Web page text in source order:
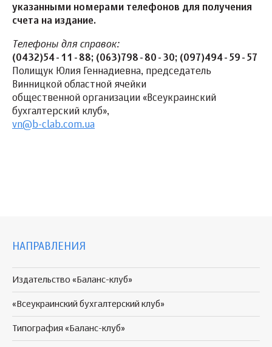
указанными номерами телефонов для получения
счета на издание.
Телефоны для справок:
(0432)54-11-88; (063)798-80-30; (097)494-59-57
Полищук Юлия Геннадиевна, председатель
Винницкой областной ячейки
общественной организации «Всеукраинский
бухгалтерский клуб»,
vn@b-clab.com.ua
НАПРАВЛЕНИЯ
Издательство «Баланс-клуб»
«Всеукраинский бухгалтерский клуб»
Типография «Баланс-клуб»